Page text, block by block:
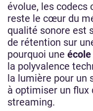
évolue, les codecs
reste le cœur du
qualité sonore est
de rétention sur
pourquoi une
la polyvalence
la lumière pour un
à optimiser un flux
streaming.